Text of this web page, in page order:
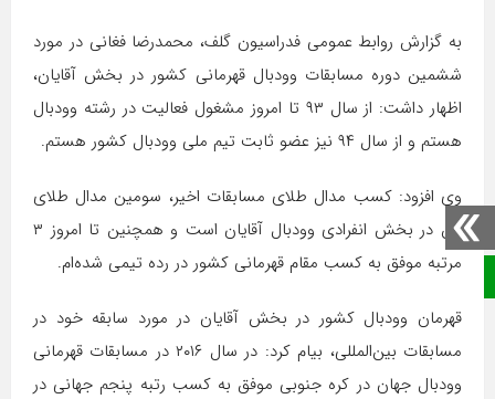
صفحه نخست
به گزارش روابط عمومی فدراسیون گلف، محمدرضا فغانی در مورد
ششمین دوره مسابقات وودبال قهرمانی کشور در بخش آقایان،
اظهار داشت: از سال ۹۳ تا امروز مشغول فعالیت در رشته وودبال
هستم و از سال ۹۴ نیز عضو ثابت تیم ملی وودبال کشور هستم.
وی افزود: کسب مدال طلای مسابقات اخیر، سومین مدال طلای
من در بخش انفرادی وودبال آقایان است و همچنین تا امروز ۳
مرتبه موفق به کسب مقام قهرمانی کشور در رده تیمی شده‌ام.
قهرمان وودبال کشور در بخش آقایان در مورد سابقه خود در
مسابقات بین‌المللی، بیام کرد: در سال ۲۰۱۶ در مسابقات قهرمانی
وودبال جهان در کره جنوبی موفق به کسب رتبه پنجم جهانی در